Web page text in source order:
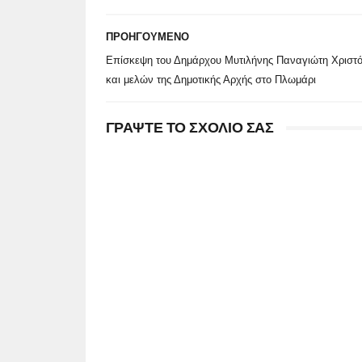
ΠΡΟΗΓΟΥΜΕΝΟ
Επίσκεψη του Δημάρχου Μυτιλήνης Παναγιώτη
και μελών της Δημοτικής Αρχής στο Πλωμάρι
ΓΡΑΨΤΕ ΤΟ ΣΧΟΛΙΟ ΣΑΣ